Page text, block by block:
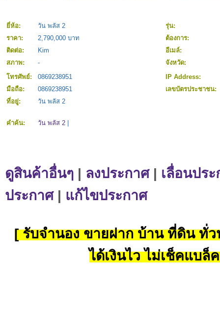
ยี่ห้อ: วัน พลัส 2
รุ่น:
ราคา:
2,790,000 บาท
ต้องการ:
ติดต่อ:
Kim
อีเมล์:
สภาพ:
-
จังหวัด:
โทรศัพย์:
0869238951
IP Address:
มือถือ:
0869238951
เลขบัตรประชาชน:
ที่อยู่:
วัน พลัส 2
คำค้น: วัน พลัส 2
ดูสินค้าอื่นๆ | ลงประกาศ| เลื่อนปร
ประกาศ| แก้ไขประกาศ
[ รับจำนอง ขายฝาก บ้าน ที่ดิน ทั่ว
ได้เงินไว ไม่เช็คแบล็